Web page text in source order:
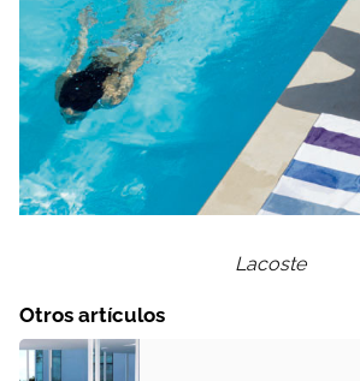
Lacoste
Otros artículos